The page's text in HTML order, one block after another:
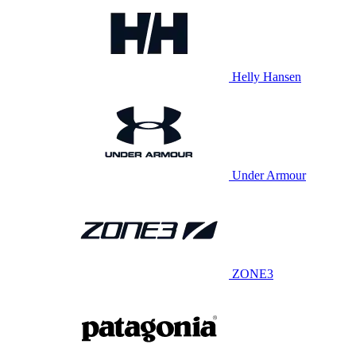
Helly Hansen
Under Armour
ZONE3